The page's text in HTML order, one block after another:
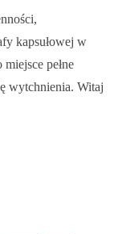
kapsułowej w
pełne
wytchnienia. Witaj